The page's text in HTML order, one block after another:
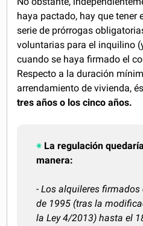
haya pactado, hay que tener
serie de prórrogas
voluntarias para el inquilino
cuando se haya firmado el
Respecto a la duración
arrendamiento de vivienda,
tres años o los cinco años.
La regulación
manera:
- Los alquileres firmados
de 1995 (tras la
la Ley 4/2013) hasta el